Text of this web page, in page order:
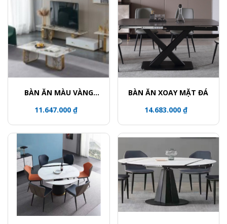
BÀN ĂN MÀU VÀNG
11.647.000 ₫
BÀN ĂN XOAY MẶT ĐÁ
14.683.000 ₫